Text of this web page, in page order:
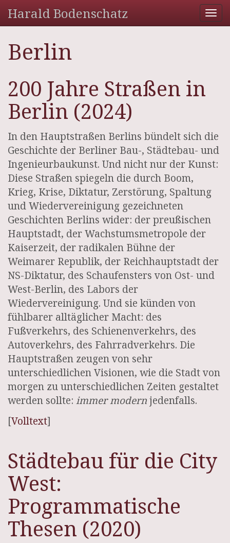
Harald Bodenschatz
Berlin
200 Jahre Straßen in
Berlin (2024)
In den Hauptstraßen Berlins bündelt sich die
Geschichte der Berliner Bau-, Städtebau- und
Ingenieurbaukunst. Und nicht nur der Kunst:
Diese Straßen spiegeln die durch Boom,
Krieg, Krise, Diktatur, Zerstörung, Spaltung
und Wiedervereinigung gezeichneten
Geschichten Berlins wider: der preußischen
Hauptstadt, der Wachstumsmetropole der
Kaiserzeit, der radikalen Bühne der
Weimarer Republik, der Reichhauptstadt der
NS-Diktatur, des Schaufensters von Ost- und
West-Berlin, des Labors der
Wiedervereinigung. Und sie künden von
fühlbarer alltäglicher Macht: des
Fußverkehrs, des Schienenverkehrs, des
Autoverkehrs, des Fahrradverkehrs. Die
Hauptstraßen zeugen von sehr
unterschiedlichen Visionen, wie die Stadt von
morgen zu unterschiedlichen Zeiten gestaltet
werden sollte: immer modernjedenfalls.
[Volltext]
Städtebau für die City
West:
Programmatische
Thesen (2020)